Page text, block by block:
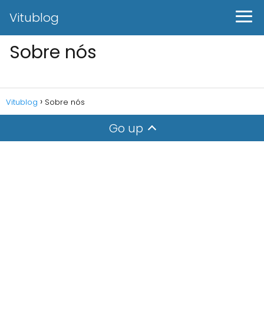
Vitublog
Sobre nós
Vitublog Sobre nós
Go up